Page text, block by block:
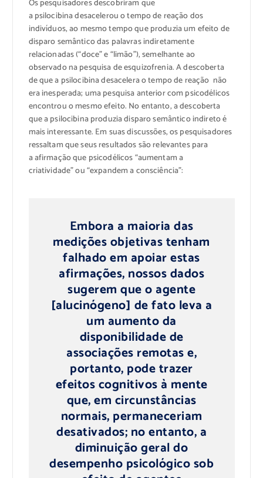
Os pesquisadores descobriram que
a psilocibina desacelerou o tempo de reação dos
indivíduos, ao mesmo tempo que produzia um efeito de
disparo semântico das palavras indiretamente
relacionadas (“doce” e “limão”), semelhante ao
observado na pesquisa de esquizofrenia. A descoberta
de que a psilocibina desacelera o tempo de reação não
era inesperada; uma pesquisa anterior com psicodélicos
encontrou o mesmo efeito. No entanto, a descoberta
que a psilocibina produzia disparo semântico indireto é
mais interessante. Em suas discussões, os pesquisadores
ressaltam que seus resultados são relevantes para
a afirmação que psicodélicos “aumentam a
criatividade” ou “expandem a consciência”:
Embora a maioria das
medições objetivas tenham
falhado em apoiar estas
afirmações, nossos dados
sugerem que o agente
[alucinógeno] de fato leva a
um aumento da
disponibilidade de
associações remotas e,
portanto, pode trazer
efeitos cognitivos à mente
que, em circunstâncias
normais, permaneceriam
desativados; no entanto, a
diminuição geral do
desempenho psicológico sob